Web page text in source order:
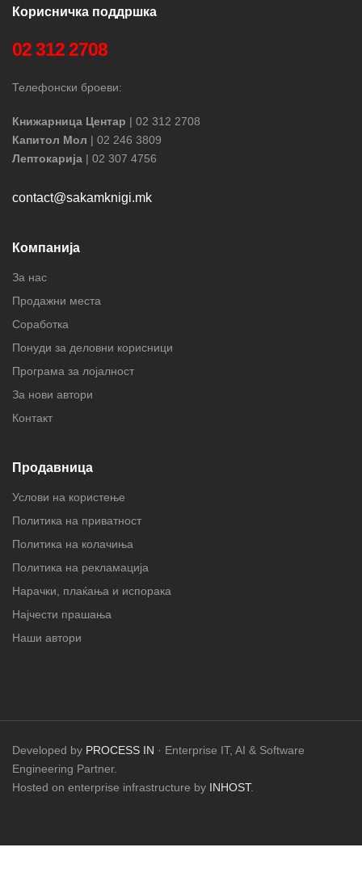
Корисничка поддршка
02 312 2708
Телефонски броеви:
Книжарница Центар | 02 312 2708
Капитол Мол | 02 246 3809
Лептокарија | 02 307 4756
contact@sakamknigi.mk
Компанија
За нас
Продажни места
Соработка
Понуди за деловни корисници
Програма за лојалност
За нови автори
Контакт
Продавница
Услови на користење
Политика на приватност
Политика на колачиња
Политика на рекламација
Нарачки, плаќања и испорака
Најчести прашања
Наши автори
Developed by PROCESS IN · Enterprise IT, AI & Software
Engineering Partner.
Hosted on enterprise infrastructure by INHOST.